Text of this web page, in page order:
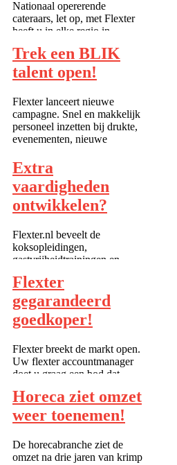
Nationaal opererende
cateraars, let op, met Flexter
heeft u in elke regio in
beschikbaar. Deze week staan
onze toppers in: Veldhoven,
Woerden, Zoetermeer,
Rotterdam, Beverwijk, Den
...
Trek een BLIK
talent open!
Flexter lanceert nieuwe
campagne. Snel en makkelijk
personeel inzetten bij drukte,
evenementen, nieuwe
termijn? Trek een BLIK talent
open! ...
Extra
vaardigheden
ontwikkelen?
Flexter.nl beveelt de
koksopleidingen,
gastvrijheidtrainingen en
Fred Colli en TV-kok Robert
Verweij van het Culinair
centrum Beverwijk van harte
aan. Ben jij als
freelancer geïnte...
Flexter
gegarandeerd
goedkoper!
Flexter breekt de markt open.
Uw flexter accountmanager
doet u graag een bod dat
huidige bureau. Bovendien is
Flexter sneller, effiënter en
spreekt de betere
aan! Welkom bij arb...
Horeca ziet omzet
weer toenemen!
De horecabranche ziet de
omzet na drie jaren van krimp